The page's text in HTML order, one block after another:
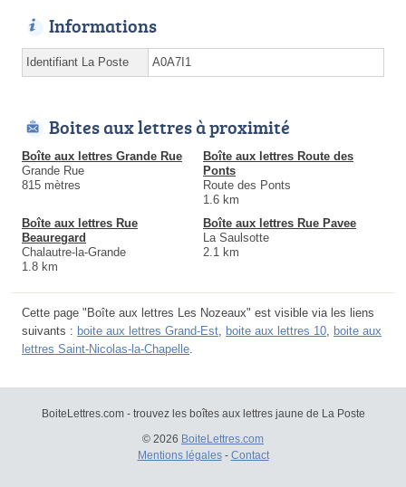
Informations
Identifiant La Poste A0A7I1
Boites aux lettres à proximité
Boîte aux lettres Grande Rue
Grande Rue
815 mètres
Boîte aux lettres Route des
Ponts
Route des Ponts
1.6 km
Boîte aux lettres Rue
Beauregard
Chalautre-la-Grande
1.8 km
Boîte aux lettres Rue Pavee
La Saulsotte
2.1 km
Cette page "Boîte aux lettres Les Nozeaux" est visible via les liens
suivants : boite aux lettres Grand-Est boite aux lettres 10 boite aux
lettres Saint-Nicolas-la-Chapelle
BoiteLettres.com - trouvez les boîtes aux lettres jaune de La Poste
© 2026 BoiteLettres.com
Mentions légales- Contact